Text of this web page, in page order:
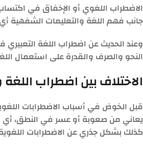
الاضطراب اللغوي أو الإخفاق في
جانب فهم اللغة والتعليمات الشفهية
النحو والصرف والقدرة على استعمال
الاختلاف بين اضطراب
قبل الخوض في أسباب الاضطرابات
يعاني من صعوبة أو عسر في النطق، أي
كذلك بشكل جذري عن الاضطرابات